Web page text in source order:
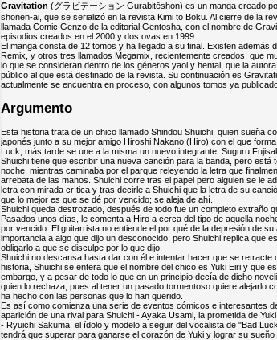
Gravitation (グラビテーション Gurabitēshon) es un manga creado
shōnen-ai, que se serializó en la revista Kimi to Boku. Al cierre de la
llamada Comic Genzo de la editorial Gentosha, con el nombre de
episodios creados en el 2000 y dos ovas en 1999.
El manga consta de 12 tomos y ha llegado a su final. Existen además
Remix, y otros tres llamados Megamix, recientemente creados, que
lo que se consideran dentro de los géneros yaoi y hentai, que la
público al que está destinado de la revista. Su continuación es
actualmente se encuentra en proceso, con algunos tomos ya
Argumento
Esta historia trata de un chico llamado Shindou Shuichi, quien sueña
japonés junto a su mejor amigo Hiroshi Nakano (Hiro) con el que
Luck, más tarde se une a la misma un nuevo integrante: Suguru
Shuichi tiene que escribir una nueva canción para la banda, pero está
noche, mientras caminaba por el parque releyendo la letra que
arrebata de las manos. Shuichi corre tras el papel pero alguien se le
letra con mirada crítica y tras decirle a Shuichi que la letra de su
que lo mejor es que se dé por vencido; se aleja de ahí.
Shuichi queda destrozado, después de todo fue un completo extraño
Pasados unos días, le comenta a Hiro a cerca del tipo de aquella
por vencido. El guitarrista no entiende el por qué de la depresión de
importancia a algo que dijo un desconocido; pero Shuichi replica que
obligarlo a que se disculpe por lo que dijo.
Shuichi no descansa hasta dar con él e intentar hacer que se retracte
historia, Shuichi se entera que el nombre del chico es Yuki Eiri y que
embargo, y a pesar de todo lo que en un principio decía de dicho
quien lo rechaza, pues al tener un pasado tormentoso quiere alejarlo
ha hecho con las personas que lo han querido.
Es así como comienza una serie de eventos cómicos e interesantes
aparición de una rival para Shuichi - Ayaka Usami, la prometida de
- Ryuichi Sakuma, el ídolo y modelo a seguir del vocalista de "Bad
tendrá que superar para ganarse el corazón de Yuki y lograr su sueño